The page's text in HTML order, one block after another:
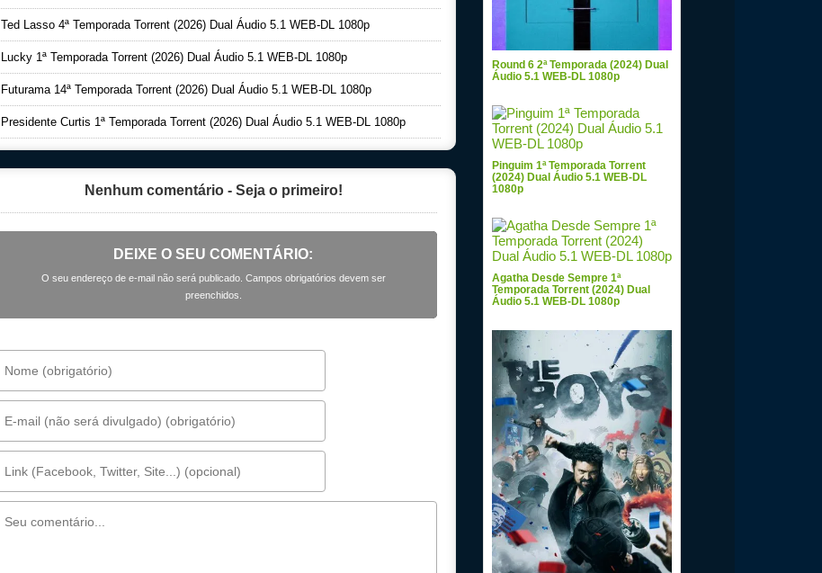
Ted Lasso 4ª Temporada Torrent (2026) Dual Áudio 5.1 WEB-DL 1080p
Lucky 1ª Temporada Torrent (2026) Dual Áudio 5.1 WEB-DL 1080p
Futurama 14ª Temporada Torrent (2026) Dual Áudio 5.1 WEB-DL 1080p
Presidente Curtis 1ª Temporada Torrent (2026) Dual Áudio 5.1 WEB-DL 1080p
Nenhum comentário - Seja o primeiro!
DEIXE O SEU COMENTÁRIO:
O seu endereço de e-mail não será publicado. Campos obrigatórios devem ser
preenchidos.
Round 6 2ª Temporada (2024) Dual
Áudio 5.1 WEB-DL 1080p
Pinguim 1ª Temporada Torrent
(2024) Dual Áudio 5.1 WEB-DL
1080p
Agatha Desde Sempre 1ª
Temporada Torrent (2024) Dual
Áudio 5.1 WEB-DL 1080p